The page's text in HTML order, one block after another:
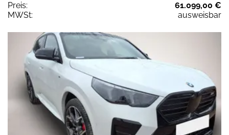
Preis:
61.099,00 €
MWSt:
ausweisbar